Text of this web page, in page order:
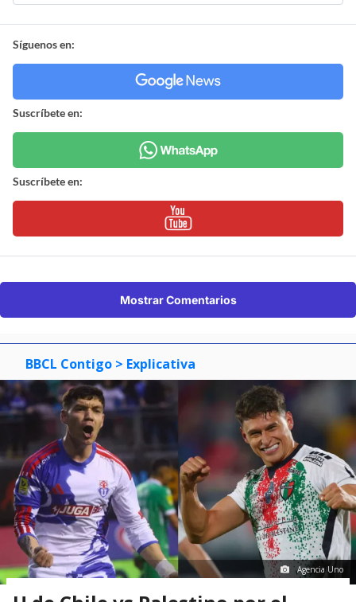
Síguenos en:
Suscríbete en:
Suscríbete en:
Mostrar Comentarios
BBCL Contigo > Explicativa
Agencia Uno